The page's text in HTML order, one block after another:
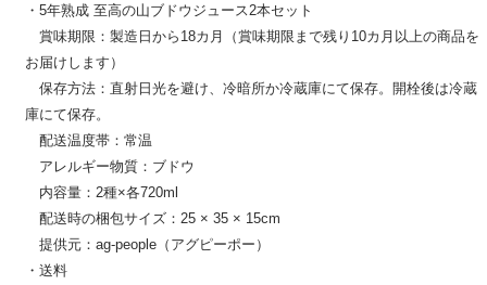
・5年熟成 至高の山ブドウジュース2本セット
賞味期限：製造日から18カ月（賞味期限まで残り10カ月以上の商品を
お届けします）
保存方法：直射日光を避け、冷暗所か冷蔵庫にて保存。開栓後は冷蔵
庫にて保存。
配送温度帯：常温
アレルギー物質：ブドウ
内容量：2種×各720ml
配送時の梱包サイズ：25 × 35 × 15cm
提供元：ag-people（アグピーポー）
・送料